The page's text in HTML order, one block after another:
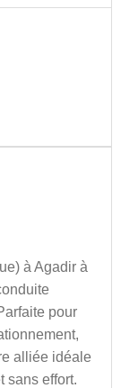
à Agadir à
pour
alliée idéale
sans effort.